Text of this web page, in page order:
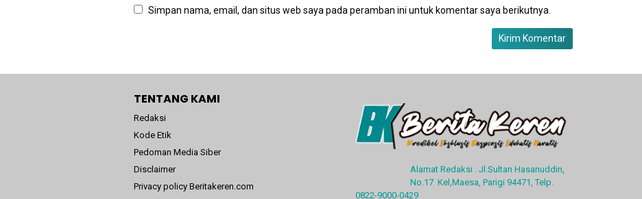
Simpan nama, email, dan situs web saya pada peramban ini untuk komentar saya berikutnya.
TENTANG KAMI
Redaksi
Kode Etik
Pedoman Media Siber
Disclaimer
Privacy policy Beritakeren.com
Alamat Redaksi : Jl.Sultan Hasanuddin,
No.17 Kel,Maesa, Parigi 94471, Telp.
0822-9000-0429